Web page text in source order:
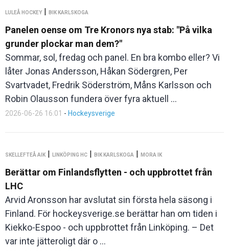
LULEÅ HOCKEY | BIK KARLSKOGA
Panelen oense om Tre Kronors nya stab: "På vilka
grunder plockar man dem?"
Sommar, sol, fredag och panel. En bra kombo eller? Vi
låter Jonas Andersson, Håkan Södergren, Per
Svartvadet, Fredrik Söderström, Måns Karlsson och
Robin Olausson fundera över fyra aktuell ...
2026-06-26 16:01 - Hockeysverige
SKELLEFTEÅ AIK | LINKÖPING HC | BIK KARLSKOGA | MORA IK
Berättar om Finlandsflytten - och uppbrottet från
LHC
Arvid Aronsson har avslutat sin första hela säsong i
Finland. För hockeysverige.se berättar han om tiden i
Kiekko-Espoo - och uppbrottet från Linköping. – Det
var inte jätteroligt där o ...